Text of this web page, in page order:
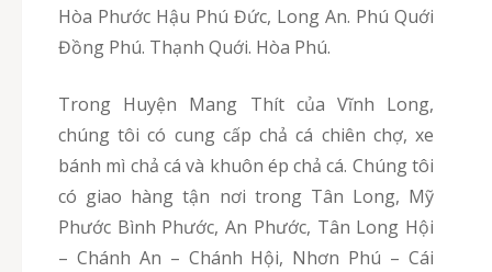
Hòa Phước Hậu Phú Đức, Long An. Phú Quới
Đồng Phú. Thạnh Quới. Hòa Phú.
Trong Huyện Mang Thít của Vĩnh Long,
chúng tôi có cung cấp chả cá chiên chợ, xe
bánh mì chả cá và khuôn ép chả cá. Chúng tôi
có giao hàng tận nơi trong Tân Long, Mỹ
Phước Bình Phước, An Phước, Tân Long Hội
– Chánh An – Chánh Hội, Nhơn Phú – Cái